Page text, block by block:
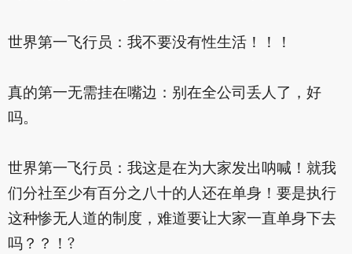
世界第一飞行员：我不要没有性生活！！！
真的第一无需挂在嘴边：别在全公司丢人了，好
吗。
世界第一飞行员：我这是在为大家发出呐喊！就我
们分社至少有百分之八十的人还在单身！要是执行
这种惨无人道的制度，难道要让大家一直单身下去
吗？？！?